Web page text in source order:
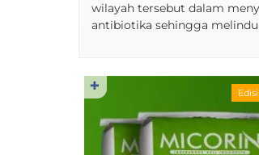
wilayah tersebut dalam
antibiotika sehingga
✚